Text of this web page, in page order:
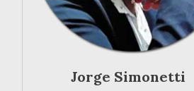
Jorge Simonetti